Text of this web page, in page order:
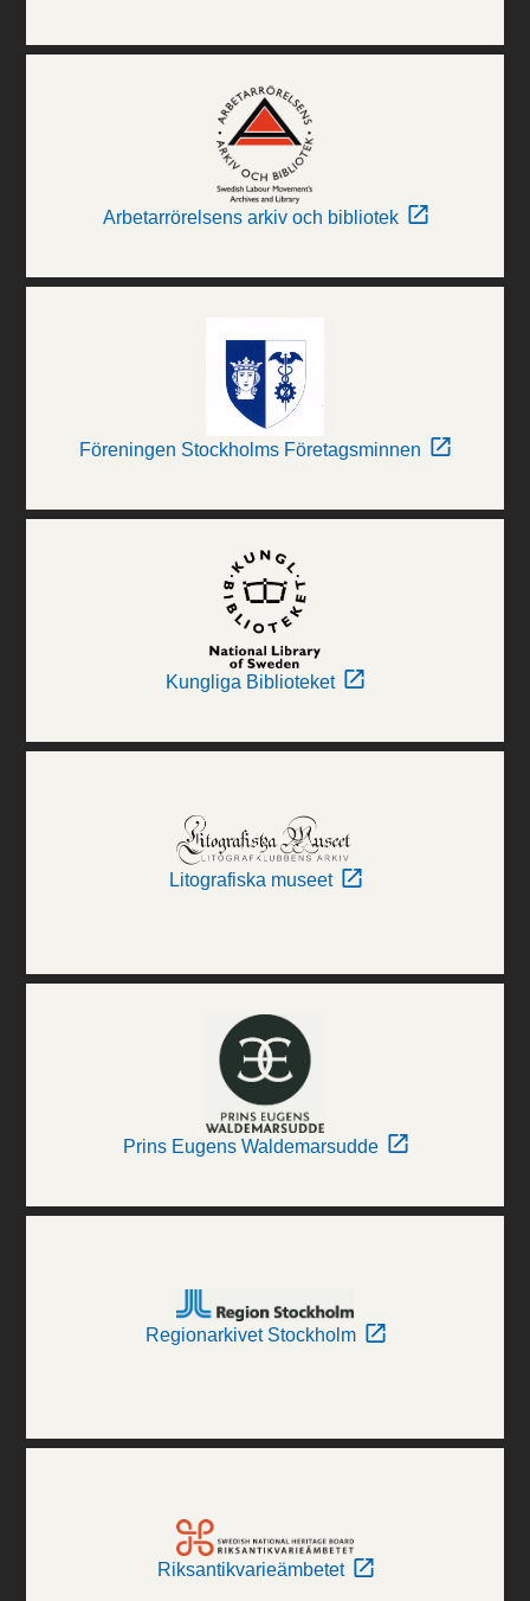
Arbetarrörelsens arkiv och bibliotek
Föreningen Stockholms Företagsminnen
Kungliga Biblioteket
Litografiska museet
Prins Eugens Waldemarsudde
Regionarkivet Stockholm
Riksantikvarieämbetet